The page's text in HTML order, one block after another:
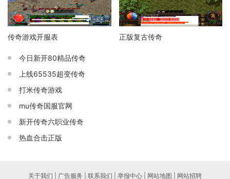
传奇游戏开服表 正版复古传奇
今日新开80精品传奇
上线65535超变传奇
打米传奇游戏
mu传奇国服官网
新开传奇六职业传奇
热血合击正版
关于我们 | 广告服务 | 联系我们 | 举报中心 | 网站地图 | 网站招聘